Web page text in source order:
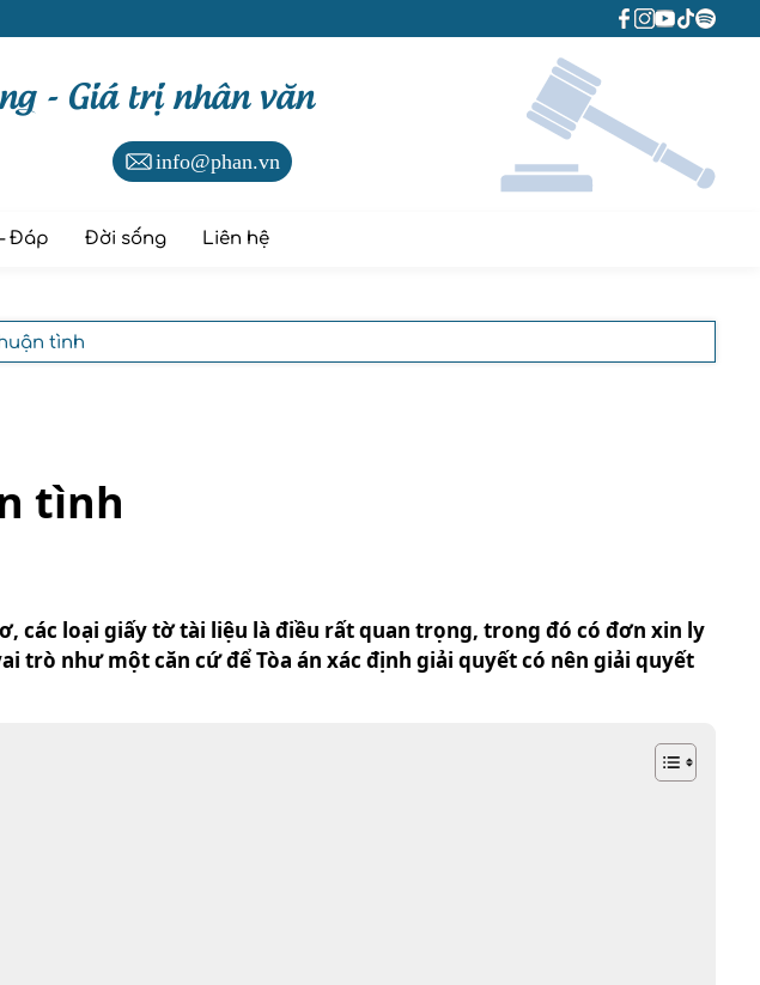
- Giá trị nhân văn
info@phan.vn
Đáp Đời sống Liên hệ
tình
tình
các loại giấy tờ tài liệu là điều rất quan trọng, trong đó có đơn xin ly
trò như một căn cứ để Tòa án xác định giải quyết có nên giải quyết